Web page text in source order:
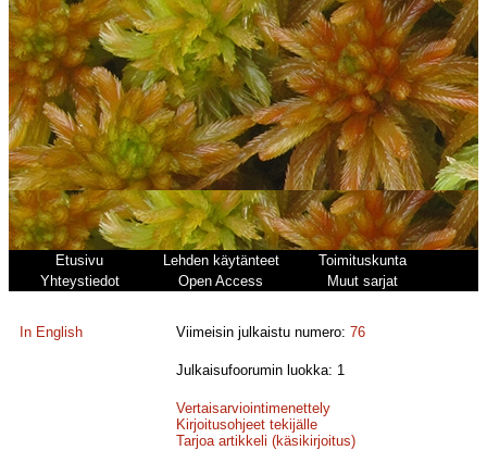
Etusivu Lehden käytänteet
Toimituskunta
Yhteystiedot
Open Access Muut sarjat
In English Viimeisin julkaistu numero:76
Julkaisufoorumin luokka: 1
Vertaisarviointimenettely
Kirjoitusohjeet tekijälle
Tarjoa artikkeli (käsikirjoitus)